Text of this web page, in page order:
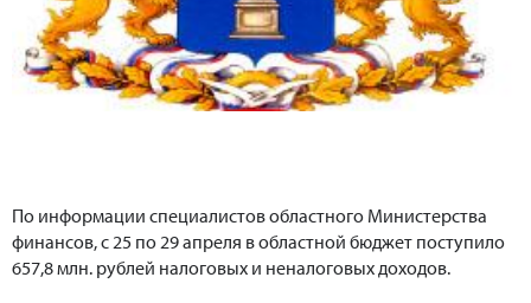
По информации специалистов областного Министерства
финансов, с 25 по 29 апреля в областной бюджет поступило
657,8 млн. рублей налоговых и неналоговых доходов.